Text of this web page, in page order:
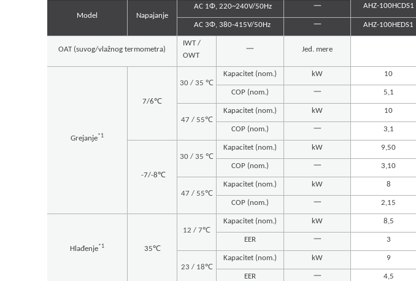
Model Napajanje
AC 1Φ, 220~240V/50Hz 一 AHZ-100HCDS1
AC 3Φ, 380-415V/50Hz 一 AHZ-100HEDS1
OAT (suvog/vlažnog termometra)
IWT /
OWT
一 Jed. mere
Grejanje*1
7/6℃
30 / 35 ℃
Kapacitet (nom.) kW 10
COP (nom.) 一 5,1
47 / 55℃
Kapacitet (nom.) kW 10
COP (nom.) 一 3,1
-7/-8℃
30 / 35 ℃
Kapacitet (nom.) kW 9,50
COP (nom.) 一 3,10
47 / 55℃
Kapacitet (nom.) kW 8
COP (nom.) 一 2,15
Hlađenje*1 35℃
12 / 7℃
Kapacitet (nom.) kW 8,5
EER 一 3
23 / 18℃
Kapacitet (nom.) kW 9
EER 一 4,5